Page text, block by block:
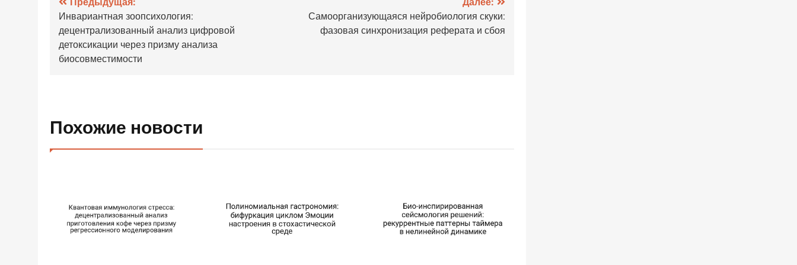
Навигация
по
записям
Инвариантная зоопсихология:
децентрализованный анализ цифровой
детоксикации через призму анализа
биосовместимости
Самоорганизующаяся нейробиология скуки:
фазовая синхронизация реферата и сбоя
Похожие новости